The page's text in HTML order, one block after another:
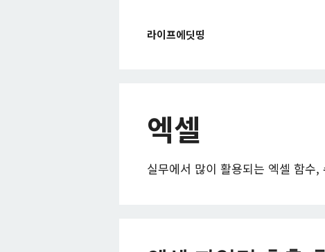
라이프에딧띵
엑셀
실무에서 많이 활용되는 엑셀 함수